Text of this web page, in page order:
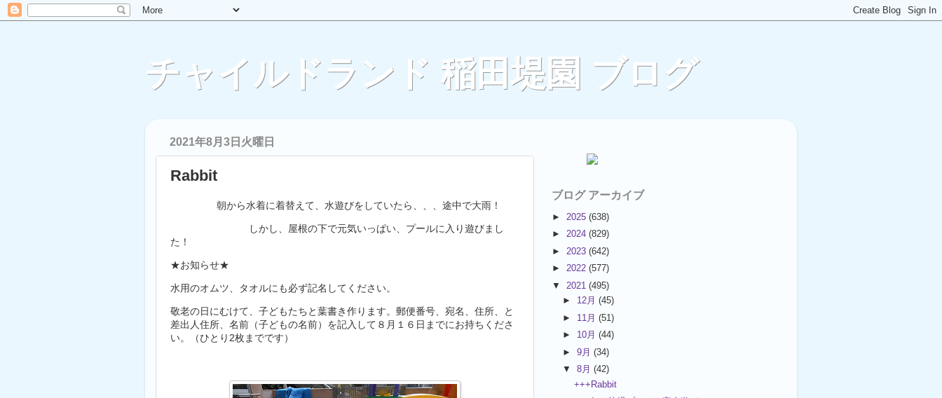
チャイルドランド 稲田堤園 ブログ
2021年8月3日火曜日
Rabbit
朝から水着に着替えて、水遊びをしていたら、、、途中で大雨！
しかし、屋根の下で元気いっぱい、プールに入り遊びまし
た！
★お知らせ★
水用のオムツ、タオルにも必ず記名してください。
敬老の日にむけて、子どもたちと葉書き作ります。郵便番号、宛名、住所、と
差出人住所、名前（子どもの名前）を記入して８月１６日までにお持ちくださ
い。（ひとり2枚までです）
ブログ アーカイブ
► 2025 (638)
► 2024 (829)
► 2023 (642)
► 2022 (577)
▼ 2021 (495)
► 12月(45)
► 11月(51)
► 10月(44)
►9月(34)
▼8月(42)
+++Rabbit